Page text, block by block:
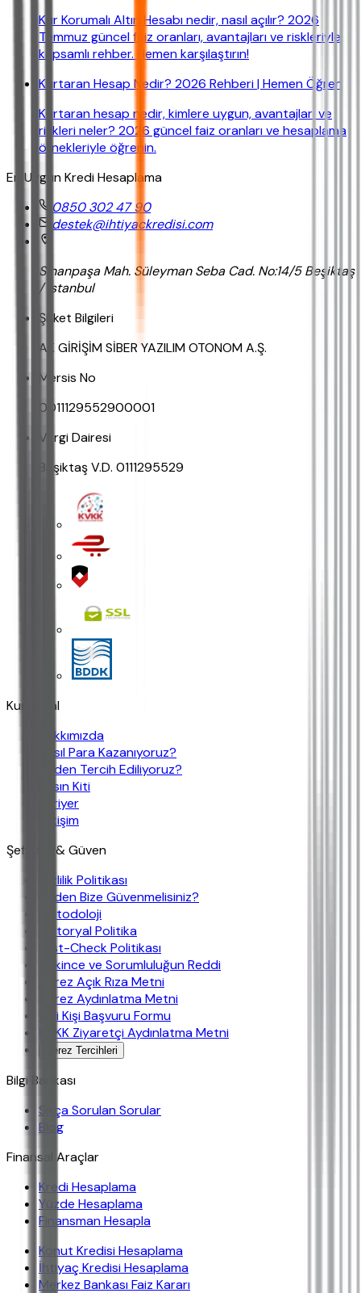
Kur Korumalı Altın Hesabı nedir, nasıl açılır? 2026
Temmuz güncel faiz oranları, avantajları ve riskleriyle
kapsamlı rehber. Hemen karşılaştırın!
Kurtaran Hesap Nedir? 2026 Rehberi | Hemen Öğren
Kurtaran hesap nedir, kimlere uygun, avantajları ve
riskleri neler? 2026 güncel faiz oranları ve hesaplama
örnekleriyle öğrenin.
En Uygun Kredi Hesaplama
0850 302 47 90
destek@ihtiyackredisi.com
Sinanpaşa Mah. Süleyman Seba Cad. No:14/5 Beşiktaş
/ İstanbul
Şirket Bilgileri
AK GİRİŞİM SİBER YAZILIM OTONOM A.Ş.
Mersis No
0011129552900001
Vergi Dairesi
Beşiktaş V.D. 0111295529
Kurumsal
Hakkımızda
Nasıl Para Kazanıyoruz?
Neden Tercih Ediliyoruz?
Basın Kiti
Kariyer
İletişim
Şeffaflık & Güven
Gizlilik Politikası
Neden Bize Güvenmelisiniz?
Metodoloji
Editoryal Politika
Fast-Check Politikası
Çekince ve Sorumluluğun Reddi
Çerez Açık Rıza Metni
Çerez Aydınlatma Metni
İlgili Kişi Başvuru Formu
KVKK Ziyaretçi Aydınlatma Metni
Çerez Tercihleri
Bilgi Bankası
Sıkça Sorulan Sorular
Blog
Finansal Araçlar
Kredi Hesaplama
Yüzde Hesaplama
Finansman Hesapla
Konut Kredisi Hesaplama
İhtiyaç Kredisi Hesaplama
Merkez Bankası Faiz Kararı